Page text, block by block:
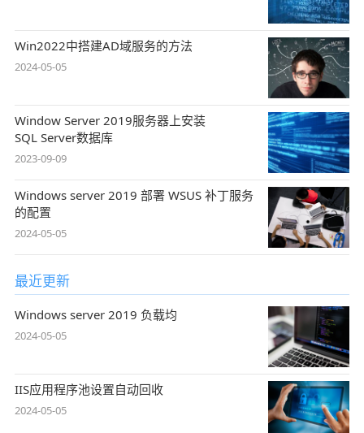
Win2022中搭建AD域服务的方法
2024-05-05
Window Server 2019服务器上安装
SQL Server数据库
2023-09-09
Windows server 2019 部署 WSUS 补丁服务
的配置
2024-05-05
最近更新
Windows server 2019 负载均
2024-05-05
IIS应用程序池设置自动回收
2024-05-05